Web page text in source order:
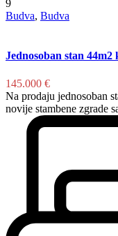
9
Budva, Budva
Jednosoban stan
145.000 €
Na prodaju jednosoban
novije stambene zgrade